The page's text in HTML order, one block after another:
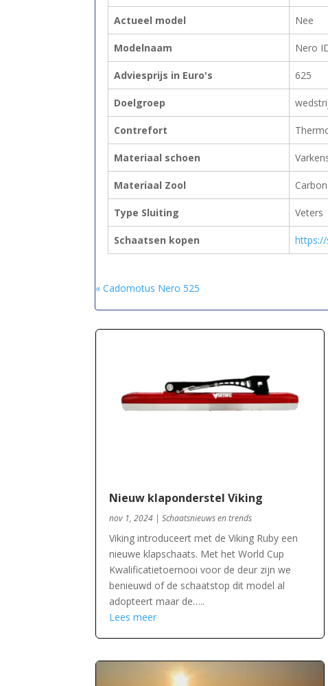
Actueel model Nee
Modelnaam Nero
Adviesprijs in Euro's 625
Doelgroep
Contrefort
Materiaal schoen
Materiaal Zool Carbon
Type Sluiting Veters
Schaatsen kopen
« Cadomotus Nero 525
Nieuw klaponderstel Viking
nov 1, 2024 |Schaatsnieuws en trends
Viking introduceert met de Viking Ruby een
nieuwe klapschaats. Met het World Cup
Kwalificatietoernooi voor de deur zijn we
benieuwd of de schaatstop dit model al
adopteert maar de…..
Lees meer